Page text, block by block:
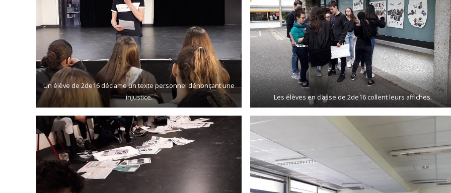
Un élève de 2de16 déclame un texte personnel dénonçant une
injustice.
Les élèves en classe de 2de16 collent leurs affiches.